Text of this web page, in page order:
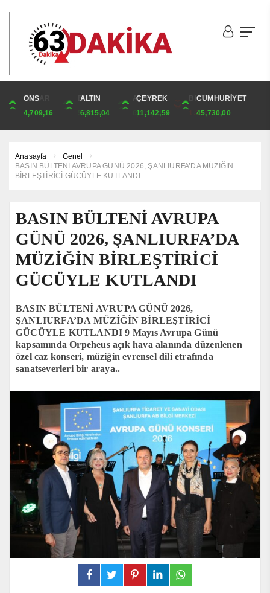
DOLAR
44,9817
EURO
52,7583
ALTIN
6,815,04
BIST
1.841,78
ONS
4,709,16
ALTIN
6,815,04
ÇEYREK
11,142,59
CUMHURİYET
45,730,00
Anasayfa
Genel
BASIN BÜLTENİ AVRUPA GÜNÜ 2026, ŞANLIURFA’DA MÜZİĞİN
BİRLEŞTİRİCİ GÜCÜYLE KUTLANDI
BASIN BÜLTENİ AVRUPA
GÜNÜ 2026, ŞANLIURFA’DA
MÜZİĞİN BİRLEŞTİRİCİ
GÜCÜYLE KUTLANDI
BASIN BÜLTENİ AVRUPA GÜNÜ 2026,
ŞANLIURFA’DA MÜZİĞİN BİRLEŞTİRİCİ
GÜCÜYLE KUTLANDI 9 Mayıs Avrupa Günü
kapsamında Orpeheus açık hava alanında düzenlenen
özel caz konseri, müziğin evrensel dili etrafında
sanatseverleri bir araya..